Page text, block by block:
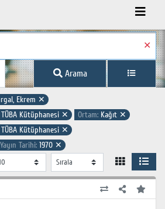
✕
Arama
Ekrem ✕
TÜBA Kütüphanesi ✕ Ortam: Kağıt ✕
TÜBA Kütüphanesi ✕
Yayın Tarihi: 1970 ✕